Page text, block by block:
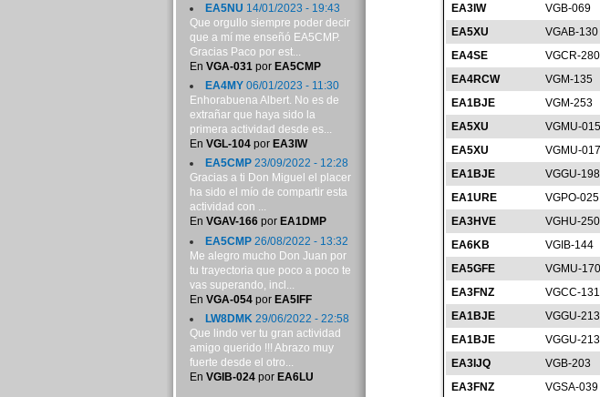
EA3IW
VGB-069
EA5XU
VGAB-130
EA4SE
VGCR-280
EA4RCW
VGM-135
EA1BJE
VGM-253
EA5XU
VGMU-015
EA5XU
VGMU-017
EA1BJE
VGGU-198
EA1URE
VGPO-025
EA3HVE
VGHU-250
EA6KB
VGIB-144
EA5GFE
VGMU-170
EA3FNZ
VGCC-131
EA1BJE
VGGU-213
EA1BJE
VGGU-213
EA3IJQ
VGB-203
EA3FNZ
VGSA-039
EA5NU 14/01/2023 - 19:43
Que orgullo siempre poder decir
que a mí me enseñó EA5CMP.
Gracias Paco por est...
En VGA-031 por EA5CMP
EA4MY06/01/2023 - 11:30
Enhorabuena Albert. No es de
extrañar que haya sido la
primera actividad desde es...
En VGL-104por EA3IW
EA5CMP23/09/2022 - 12:28
Gracias a ti Don Miguel el placer
ha sido el mío de compartir esta
actividad con ...
En VGAV-166por EA1DMP
EA5CMP26/08/2022 - 13:32
Me alegro mucho Don Juan por
tu trayectoria que poco a poco te
vas superando, incl...
En VGA-054por EA5IFF
LW8DMK29/06/2022 - 22:58
Que lindo ver tu gran actividad
amigo querido !!! Abrazo muy
fuerte desde el otro...
En VGIB-024por EA6LU